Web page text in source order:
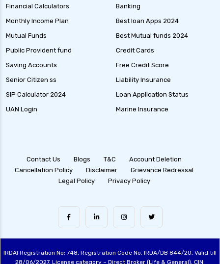
Financial Calculators
Monthly Income Plan
Mutual Funds
Public Provident fund
Saving Accounts
Senior Citizen ss
SIP Calculator 2024
UAN Login
Banking
Best loan Apps 2024
Best Mutual funds 2024
Credit Cards
Free Credit Score
Liability Insurance
Loan Application Status
Marine Insurance
Contact Us Blogs T&C
Account Deletion
Cancellation Policy
Disclaimer
Grievance Redressal
Legal Policy
Privacy Policy
IRDAI Registration No: 748, Registration Code No. IRDA/DB 844/20, Valid till
28/06/2027, License category – Direct Broker (Life & General), CIN: